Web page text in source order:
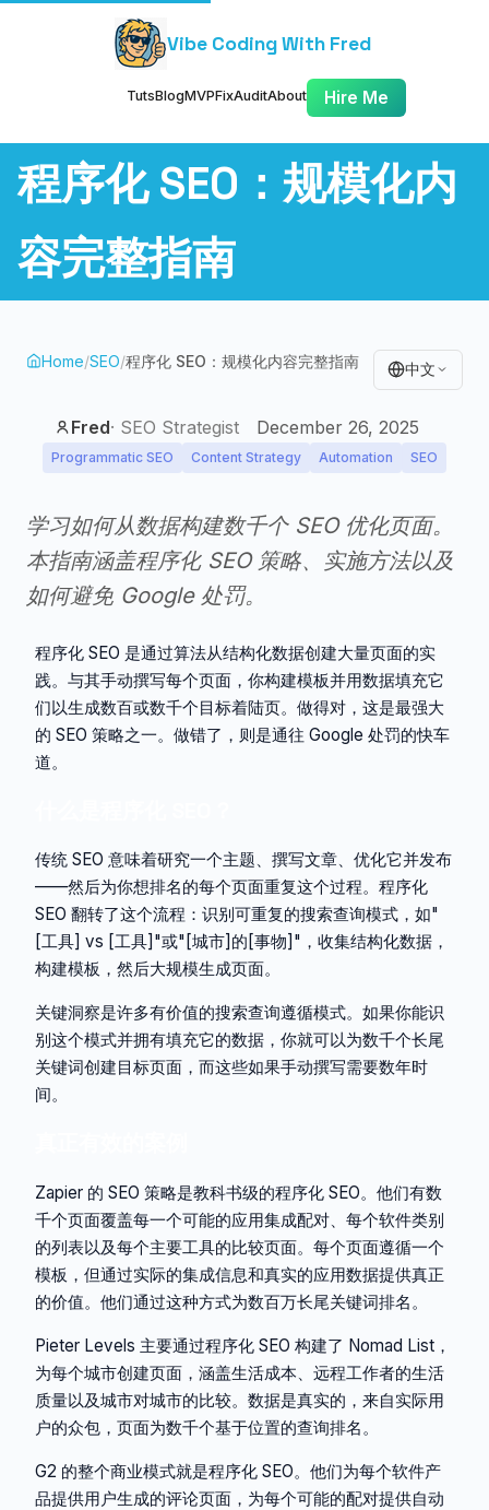
Vibe Coding With Fred
TutsBlogMVPFixAuditAbout Hire Me
程序化 SEO：规模化内
容完整指南
Home/SEO/程序化 SEO：规模化内容完整指南 中文
Fred· SEO Strategist December 26, 2025
Programmatic SEO Content Strategy Automation SEO
学习如何从数据构建数千个 SEO 优化页面。
本指南涵盖程序化 SEO 策略、实施方法以及
如何避免 Google 处罚。
程序化 SEO 是通过算法从结构化数据创建大量页面的实
践。与其手动撰写每个页面，你构建模板并用数据填充它
们以生成数百或数千个目标着陆页。做得对，这是最强大
的 SEO 策略之一。做错了，则是通往 Google 处罚的快车
道。
传统 SEO 意味着研究一个主题、撰写文章、优化它并发布
——然后为你想排名的每个页面重复这个过程。程序化
SEO 翻转了这个流程：识别可重复的搜索查询模式，如"
[工具] vs [工具]"或"[城市]的[事物]"，收集结构化数据，
构建模板，然后大规模生成页面。
关键洞察是许多有价值的搜索查询遵循模式。如果你能识
别这个模式并拥有填充它的数据，你就可以为数千个长尾
关键词创建目标页面，而这些如果手动撰写需要数年时
间。
Zapier 的 SEO 策略是教科书级的程序化 SEO。他们有数
千个页面覆盖每一个可能的应用集成配对、每个软件类别
的列表以及每个主要工具的比较页面。每个页面遵循一个
模板，但通过实际的集成信息和真实的应用数据提供真正
的价值。他们通过这种方式为数百万长尾关键词排名。
Pieter Levels 主要通过程序化 SEO 构建了 Nomad List，
为每个城市创建页面，涵盖生活成本、远程工作者的生活
质量以及城市对城市的比较。数据是真实的，来自实际用
户的众包，页面为数千个基于位置的查询排名。
G2 的整个商业模式就是程序化 SEO。他们为每个软件产
品提供用户生成的评论页面，为每个可能的配对提供自动